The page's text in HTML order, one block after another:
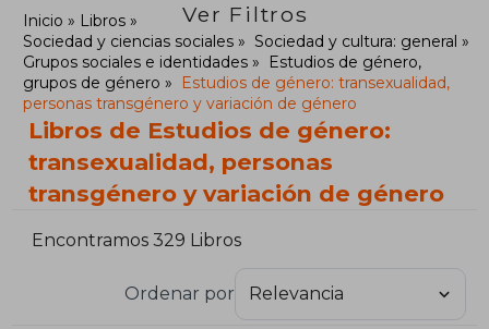
Ver Filtros
Inicio
Libros
Sociedad y ciencias sociales
Sociedad y cultura: general
Grupos sociales e identidades
Estudios de género,
grupos de género
Estudios de género: transexualidad,
personas transgénero y variación de género
Libros de Estudios de género:
transexualidad, personas
transgénero y variación de género
Encontramos 329 Libros
Ordenar por